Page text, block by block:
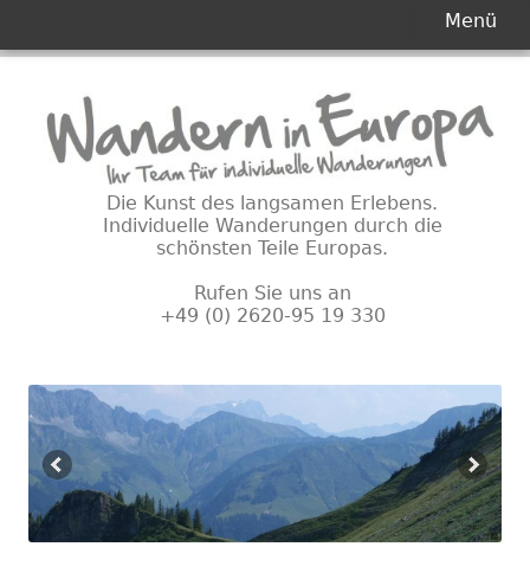
Inhalt
Die Kunst des langsamen Erlebens.
Individuelle Wanderungen durch die
schönsten Teile Europas.
Rufen Sie uns an
+49 (0) 2620-95 19 330
Menü